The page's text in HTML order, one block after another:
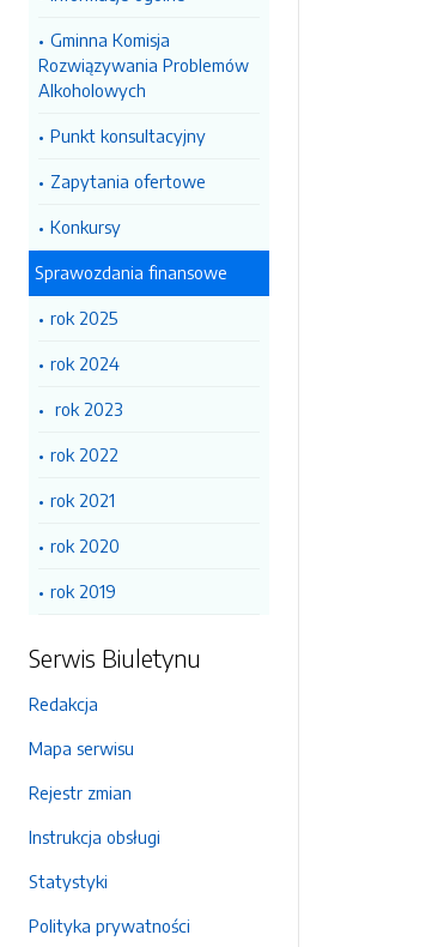
Gminna Komisja
Rozwiązywania Problemów
Alkoholowych
Punkt konsultacyjny
Zapytania ofertowe
Konkursy
Sprawozdania finansowe
rok 2025
rok 2024
rok 2023
rok 2022
rok 2021
rok 2020
rok 2019
Serwis Biuletynu
Redakcja
Mapa serwisu
Rejestr zmian
Instrukcja obsługi
Statystyki
Polityka prywatności